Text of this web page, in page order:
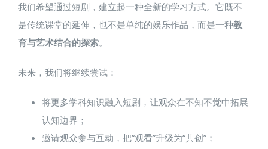
我们希望通过短剧，建立起一种全新的学习方式。它既不
是传统课堂的延伸，也不是单纯的娱乐作品，而是一种教
育与艺术结合的探索。
未来，我们将继续尝试：
将更多学科知识融入短剧，让观众在不知不觉中拓展
认知边界；
邀请观众参与互动，把“观看”升级为“共创”；